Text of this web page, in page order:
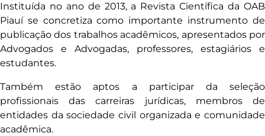
Instituída no ano de 2013, a Revista Científica da OAB
Piauí se concretiza como importante instrumento de
publicação dos trabalhos acadêmicos, apresentados por
Advogados e Advogadas, professores, estagiários e
estudantes.
Também estão aptos a participar da seleção
profissionais das carreiras jurídicas, membros de
entidades da sociedade civil organizada e comunidade
acadêmica.